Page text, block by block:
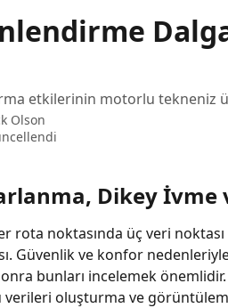
etkilerinin motorlu tekneniz
Olson
Dikey İvme
rota noktasında üç veri
Güvenlik ve konfor
bunları incelemek önemlidir.
verileri oluşturma ve